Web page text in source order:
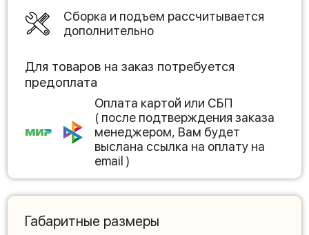
Сборка и подъем рассчитывается
дополнительно
Для товаров на заказ потребуется
предоплата
Оплата картой или СБП
( после подтверждения заказа
менеджером, Вам будет
выслана ссылка на оплату на
email )
Габаритные размеры